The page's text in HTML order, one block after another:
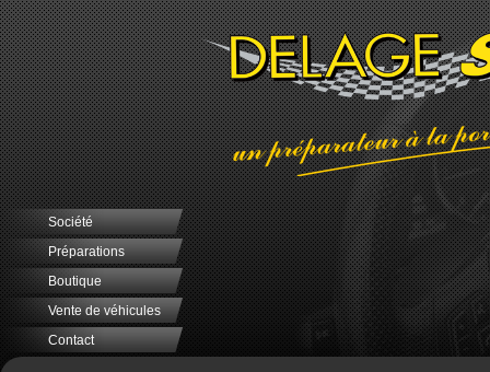
Société
Préparations
Boutique
Vente de véhicules
Contact